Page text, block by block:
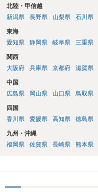
北陸・甲信越
新潟県
長野県 山梨県 石川県
東海
愛知県
静岡県 岐阜県 三重県
関西
大阪府
兵庫県 京都府 滋賀県
中国
広島県
岡山県 山口県 鳥取県
四国
香川県
愛媛県 高知県 徳島県
九州・沖縄
福岡県
佐賀県 長崎県 熊本県